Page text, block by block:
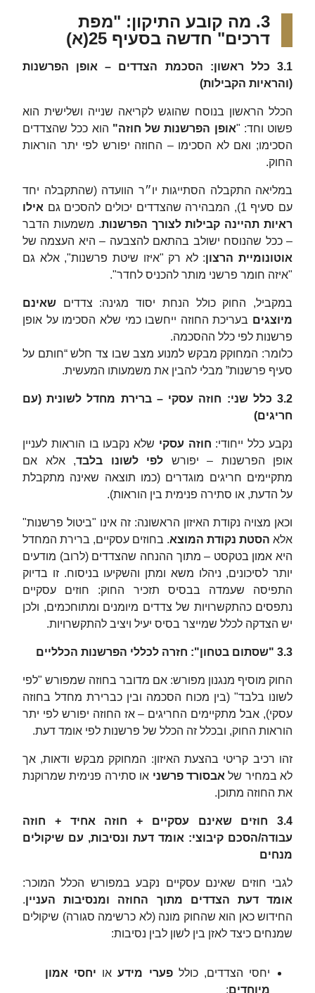
3. מה קובע התיקון: "מפת
דרכים" חדשה בסעיף 25(א)
3.1 כלל ראשון: הסכמת הצדדים – אופן הפרשנות
(והראיות הקבילות)
הכלל הראשון בנוסח שהוגש לקריאה שנייה ושלישית הוא
פשוט וחד: "אופן הפרשנות של חוזה" הוא ככל שהצדדים
הסכימו; ואם לא הסכימו – החוזה יפורש לפי יתר הוראות
החוק.
במליאה התקבלה הסתייגות יו״ר הוועדה (שהתקבלה יחד
עם סעיף 1), המבהירה שהצדדים יכולים להסכים גם
אילו
ראיות תהיינה קבילות לצורך הפרשנות. משמעות הדבר
– ככל שהנוסח ישולב בהתאם להצבעה – היא העצמה של
אוטונומיית הרצון: לא רק "איזו שיטת פרשנות", אלא גם
"איזה חומר פרשני מותר להכניס לחדר".
במקביל, החוק כולל הנחת יסוד מגינה: צדדים שאינם
מיוצגים בעריכת החוזה ייחשבו כמי שלא הסכימו על אופן
פרשנות לפי כלל ההסכמה.
כלומר: המחוקק מבקש למנוע מצב שבו צד חלש “חותם על
סעיף פרשנות” מבלי להבין את משמעותו המעשית.
3.2 כלל שני: חוזה עסקי – ברירת מחדל לשונית (עם
חריגים)
נקבע כלל ייחודי: חוזה עסקי שלא נקבעו בו הוראות לעניין
אופן הפרשנות – יפורש לפי לשונו בלבד, אלא אם
מתקיימים חריגים מוגדרים (כמו תוצאה שאינה מתקבלת
על הדעת, או סתירה פנימית בין הוראות).
וכאן מצויה נקודת האיזון הראשונה: זה אינו "ביטול פרשנות"
אלא הסטת נקודת המוצא. בחוזים עסקיים, ברירת המחדל
היא אמון בטקסט – מתוך ההנחה שהצדדים (לרוב) מודעים
יותר לסיכונים, ניהלו משא ומתן והשקיעו בניסוח. זו בדיוק
התפיסה שעמדה בבסיס תזכיר החוק: חוזים עסקיים
נתפסים כהתקשרויות של צדדים מיומנים ומתוחכמים, ולכן
יש הצדקה לכלל שמייצר בסיס יעיל ויציב להתקשרויות.
3.3 "שסתום בטחון": חזרה לכללי הפרשנות הכלליים
החוק מוסיף מנגנון מפורש: אם מדובר בחוזה שמפורש "לפי
לשונו בלבד" (בין מכוח הסכמה ובין כברירת מחדל בחוזה
עסקי), אבל מתקיימים החריגים – אז החוזה יפורש לפי יתר
הוראות החוק, ובכלל זה הכלל של פרשנות לפי אומד דעת.
זהו רכיב קריטי בהצעת האיזון: המחוקק מבקש ודאות, אך
לא במחיר של אבסורד פרשני או סתירה פנימית שמרוקנת
את החוזה מתוכן.
3.4 חוזים שאינם עסקיים + חוזה אחיד + חוזה
עבודה/הסכם קיבוצי: אומד דעת ונסיבות, עם שיקולים
מנחים
לגבי חוזים שאינם עסקיים נקבע במפורש הכלל המוכר:
אומד דעת הצדדים מתוך החוזה ומנסיבות העניין.
החידוש כאן הוא שהחוק מונה (לא כרשימה סגורה) שיקולים
שמנחים כיצד לאזן בין לשון לבין נסיבות:
יחסי הצדדים, כוללפערי מידעאו יחסי אמון
מיוחדים;